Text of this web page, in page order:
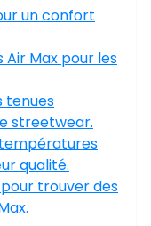
un confort
Max pour les
tenues
streetwear.
qualité.
trouver des